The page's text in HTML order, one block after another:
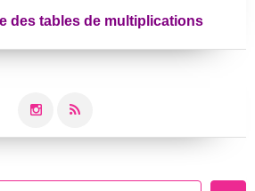
des tables de multiplications